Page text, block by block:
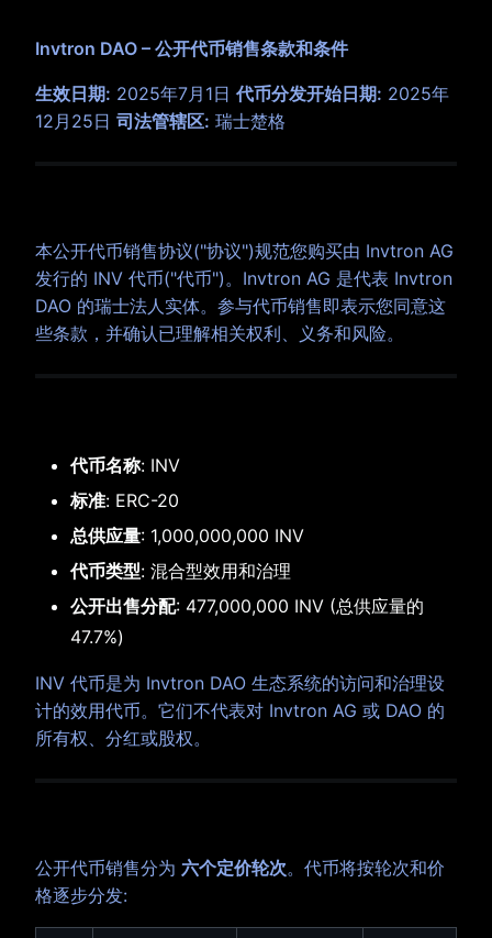
Invtron DAO – 公开代币销售条款和条件
生效日期: 2025年7月1日 代币分发开始日期: 2025年
12月25日 司法管辖区: 瑞士楚格
本公开代币销售协议("协议")规范您购买由 Invtron AG
发行的 INV 代币("代币")。Invtron AG 是代表 Invtron
DAO 的瑞士法人实体。参与代币销售即表示您同意这
些条款，并确认已理解相关权利、义务和风险。
代币名称: INV
标准: ERC-20
总供应量: 1,000,000,000 INV
代币类型: 混合型效用和治理
公开出售分配: 477,000,000 INV (总供应量的
47.7%)
INV 代币是为 Invtron DAO 生态系统的访问和治理设
计的效用代币。它们不代表对 Invtron AG 或 DAO 的
所有权、分红或股权。
公开代币销售分为 六个定价轮次。代币将按轮次和价
格逐步分发: